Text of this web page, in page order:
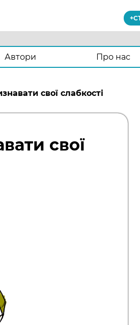
+
Автори Про нас
свої слабкості
свої